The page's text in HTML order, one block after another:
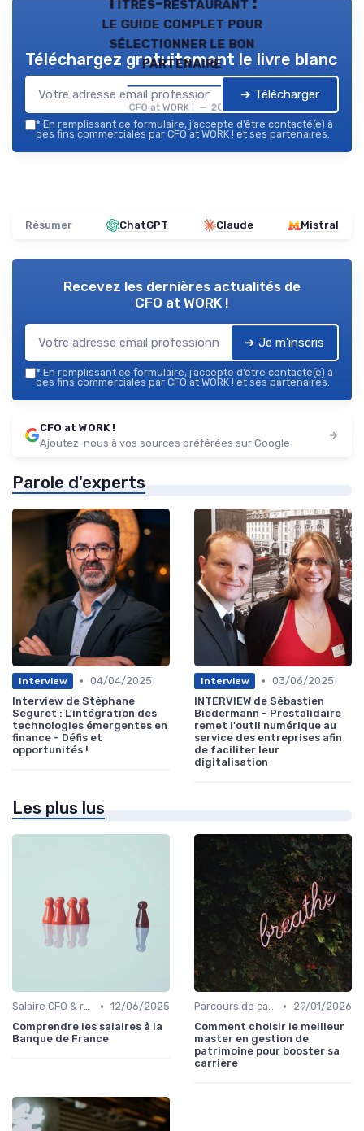
le guide complet pour
sélectionner le bon
partenaire
CFO at WORK ! — 2026
Téléchargez gratuitement le livre blanc
➔ Télécharger
* En remplissant ce formulaire, j’accepte d’être contacté(e) à
des fins commerciales par CFO at WORK ! et ses partenaires.
Résumer ChatGPT Claude Mistral
Recevez les dernières actualités de
CFO at WORK !
➔ Je m'inscris
* En remplissant ce formulaire, j’accepte d’être contacté(e) à
des fins commerciales par CFO at WORK ! et ses partenaires.
CFO at WORK !
Ajoutez-nous à vos sources préférées sur Google
Parole d'experts
Interview • 04/04/2025
Interview de Stéphane
Seguret : L'intégration des
technologies émergentes en
finance - Défis et
opportunités !
Interview • 03/06/2025
INTERVIEW de Sébastien
Biedermann - Prestalidaire
remet l'outil numérique au
service des entreprises afin
de faciliter leur
digitalisation
Les plus lus
Salaire CFO & rémunération variable • 12/06/2025
Comprendre les salaires à la
Banque de France
Parcours de carrière en finance •
29/01/2026
Comment choisir le meilleur
master en gestion de
patrimoine pour booster sa
carrière